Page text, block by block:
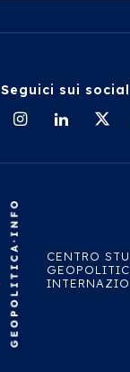
Seguici sui social
CENTRO